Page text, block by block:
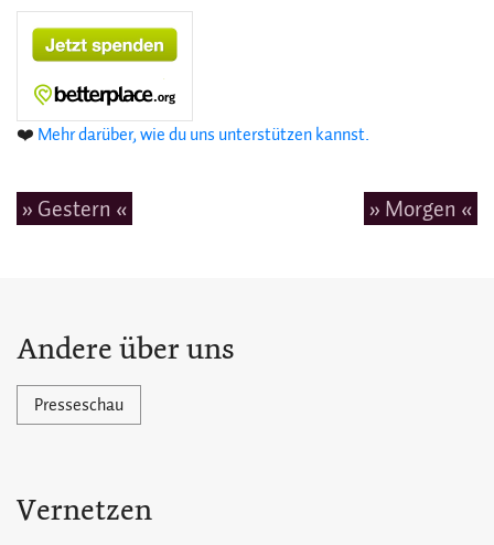
❤️ Mehr darüber, wie du uns unterstützen kannst.
» Gestern « » Morgen «
Andere über uns
Presseschau
Vernetzen